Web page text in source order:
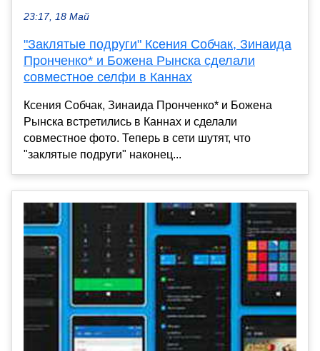
23:17, 18 Май
"Заклятые подруги" Ксения Собчак, Зинаида
Пронченко* и Божена Рынска сделали
совместное селфи в Каннах
Ксения Собчак, Зинаида Пронченко* и Божена
Рынска встретились в Каннах и сделали
совместное фото. Теперь в сети шутят, что
"заклятые подруги" наконец...